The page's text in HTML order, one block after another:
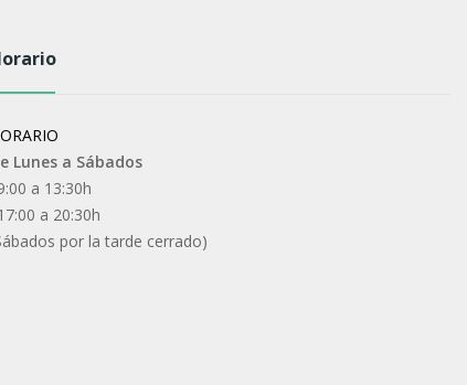
Lunes a Sábados
a 13:30h
a 20:30h
por la tarde cerrado)